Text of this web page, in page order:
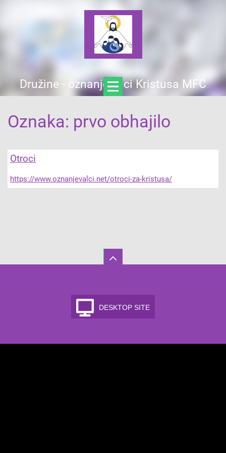
Družine - oznanjevalci Kristusa MFC
Oznaka: prvo obhajilo
Otroci
https://www.oznanjevalci.net/otroci-za-kristusa/
DESKTOP SITE